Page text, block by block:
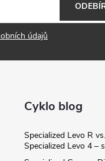
údajů
Cyklo blog
Specialized Levo R vs.
Specialized Levo 4 –